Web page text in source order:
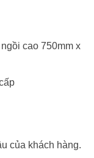
cao 750mm x
của khách hàng.